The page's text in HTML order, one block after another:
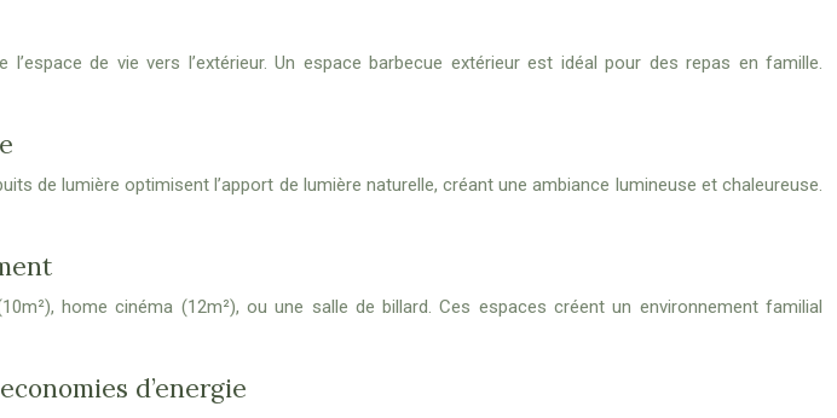
de vie vers l’extérieur. Un espace barbecue extérieur est idéal pour des repas en famille.
de lumière optimisent l’apport de lumière naturelle, créant une ambiance lumineuse et chaleureuse.
home cinéma (12m²), ou une salle de billard. Ces espaces créent un environnement familial
d’energie